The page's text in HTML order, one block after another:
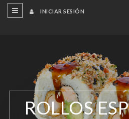
INICIAR SESIÓN
ROLLOS